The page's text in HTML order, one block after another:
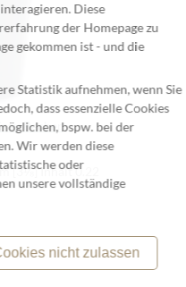
Becher
[3⅛] Inhalt 0.22
Diese
der Homepage zu
gekommen ist - und die
Statistik aufnehmen, wenn Sie
dass essenzielle Cookies
bspw. bei der
Wir werden diese
oder
unsere vollständige
nicht zulassen